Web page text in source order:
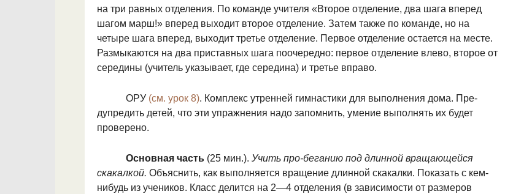
на три равных отделения. По команде учителя «Второе отделение, два шага впе­ред
шагом марш!» вперед выходит вто­рое отделение. Затем также по команде, но на
четыре шага вперед, выходит тре­тье отделение. Первое отделение остает­ся на месте.
Размыкаются на два пристав­ных шага поочередно: первое отделение влево, второе от
середины (учитель ука­зывает, где середина) и третье вправо.
ОРУ (см. урок 8). Комплекс утренней гимнастики для выполнения дома. Пре­
дупредить детей, что эти упражнения надо запомнить, умение выполнять их будет
проверено.
Основная часть (25 мин.).Учить про-беганию под длинной вращающейся
скакалкой. Объяснить, как выполняет­ся вращение длинной скакалки. Пока­зать с кем-
нибудь из учеников. Класс делится на 2—4 отделения (в зависимо­сти от размеров